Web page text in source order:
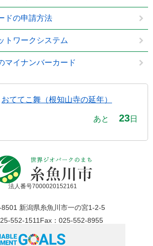
ドの申請方法
トワークシステム
マイナンバーカード
おててこ舞（根知山寺の延年）
あと 23日
法人番号7000020152161
8501 新潟県糸魚川市一の宮1-2-5
552-1511 Fax：025-552-8955